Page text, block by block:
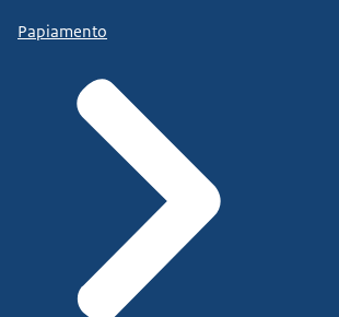
Papiamento